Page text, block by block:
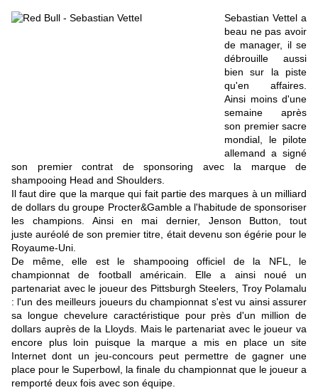
Sebastian Vettel a
beau ne pas avoir
de manager, il se
débrouille aussi
bien sur la piste
qu'en affaires.
Ainsi moins d'une
semaine après
son premier sacre
mondial, le pilote
allemand a signé
son premier contrat de sponsoring avec la marque de
shampooing Head and Shoulders.
Il faut dire que la marque qui fait partie des marques à un milliard
de dollars du groupe Procter&Gamble a l'habitude de sponsoriser
les champions. Ainsi en mai dernier, Jenson Button, tout
juste auréolé de son premier titre, était devenu son égérie pour le
Royaume-Uni.
De même, elle est le shampooing officiel de la NFL, le
championnat de football américain. Elle a ainsi noué un
partenariat avec le joueur des Pittsburgh Steelers, Troy Polamalu
: l'un des meilleurs joueurs du championnat s'est vu ainsi assurer
sa longue chevelure caractéristique pour près d'un million de
dollars auprès de la Lloyds. Mais le partenariat avec le joueur va
encore plus loin puisque la marque a mis en place un site
Internet dont un jeu-concours peut permettre de gagner une
place pour le Superbowl, la finale du championnat que le joueur a
remporté deux fois avec son équipe.